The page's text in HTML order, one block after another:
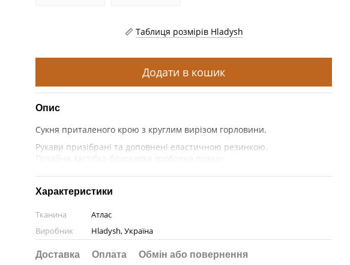
Таблиця розмірів Hladysh
Додати в кошик
Опис
Сукня приталеного крою з круглим вирізом горловини.
Рукави призібрані та доповнені еластичною резинкою.
Потайна застібка-блискавка зроблена позаду.
Характеристики
Тканина
Атлас
Виробник
Hladysh, Україна
Доставка Оплата Обмін або повернення